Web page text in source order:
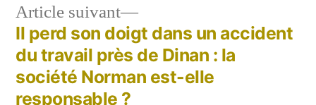
Navigation
de
Article suivant
Article
suivant :
Il perd son doigt dans un accident
du travail près de Dinan : la
société Norman est-elle
responsable ?